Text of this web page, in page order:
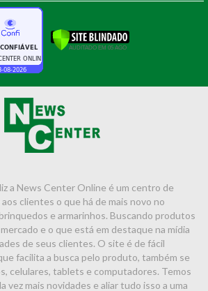
a News Center Online é um centro de
clientes o que há de mais novo no
e armarinhos. Buscando produtos
e o que está em destaque na mídia
de seus clientes. O site é de fácil
facilita a busca pelo produto, também se
celulares, tablets e computadores. Temos
vez mais novidades e aliar tudo isso a uma